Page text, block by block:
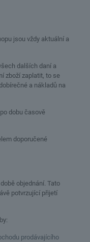
jsou vždy aktuální a
dalších daní a
zboží zaplatit, to se
a nákladů na
dobu časově
doporučené
objednání. Tato
potvrzující přijetí
prodávajícího